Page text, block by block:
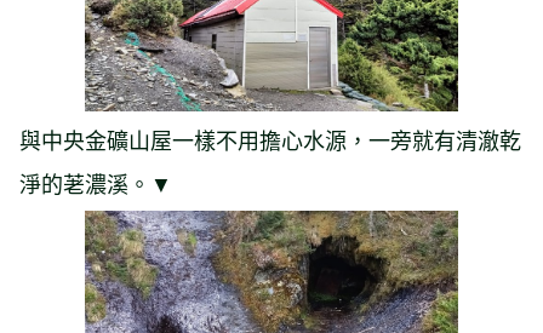
與中央金礦山屋一樣不用擔心水源，一旁就有清澈乾
淨的荖濃溪。▼